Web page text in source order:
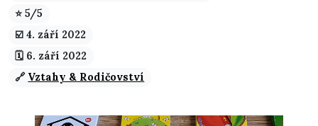
⭐ 5/5
☑️️ 4. září 2022
🗓️ 6. září 2022
🔗 Vztahy & Rodičovství